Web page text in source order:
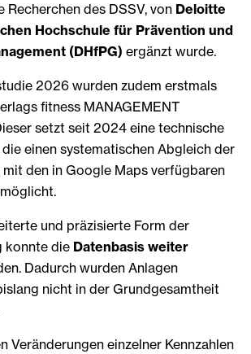
Recherchen des DSSV, von Deloitte
Hochschule für Prävention und
(DHfPG) ergänzt wurde.
2026 wurden zudem erstmals
fitness MANAGEMENT
setzt seit 2024 eine technische
einen systematischen Abgleich der
den in Google Maps verfügbaren
und präzisierte Form der
konnte die Datenbasis weiter
Dadurch wurden Anlagen
nicht in der Grundgesamtheit
Veränderungen einzelner Kennzahlen